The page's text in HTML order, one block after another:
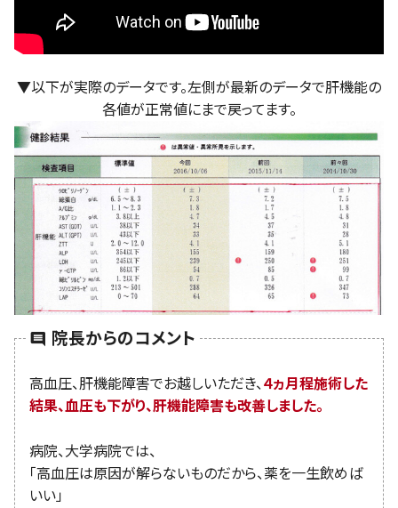
▼以下が実際のデータです。左側が最新のデータで肝機能の
各値が正常値にまで戻ってます。
comment 院長からのコメント
高血圧、肝機能障害でお越しいただき、４ヵ月程施術した
結果、血圧も下がり、肝機能障害も改善しました。
病院、大学病院では、
「高血圧は原因が解らないものだから、薬を一生飲めば
いい」